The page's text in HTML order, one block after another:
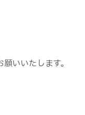
いいたします。